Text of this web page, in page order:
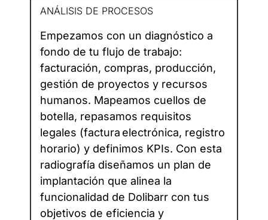
ANÁLISIS DE PROCESOS
Empezamos con un diagnóstico a
fondo de tu flujo de trabajo:
facturación, compras, producción,
gestión de proyectos y recursos
humanos. Mapeamos cuellos de
botella, repasamos requisitos
legales (factura electrónica, registro
horario) y definimos KPIs. Con esta
radiografía diseñamos un plan de
implantación que alinea la
funcionalidad de Dolibarr con tus
objetivos de eficiencia y